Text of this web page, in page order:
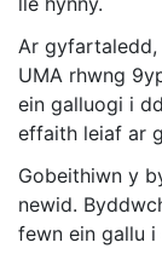
Ar gyfartaledd,
UMA rhwng
ein galluogi i
effaith leiaf ar
Gobeithiwn y
newid.
fewn ein gallu